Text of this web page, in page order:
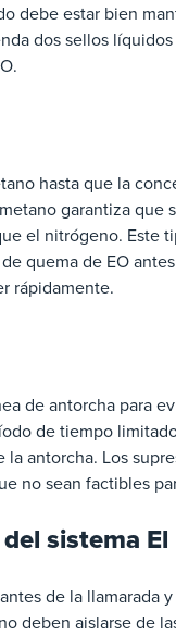
debe estar bien
dos sellos
hasta que la
garantiza
el nitrógeno. Este
quema de EO
rápidamente.
de antorcha para
de tiempo
antorcha. Los
no sean factibles
sistema El
de la llamarada
deben aislarse de